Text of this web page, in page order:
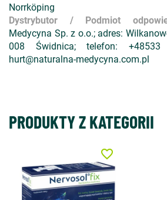
Norrköping
Dystrybutor / Podmiot
Medycyna Sp. z o.o.; adres:
008 Świdnica; telefon:
hurt@naturalna-medycyna.com.pl
PRODUKTY Z KATEGORII
favorite_border